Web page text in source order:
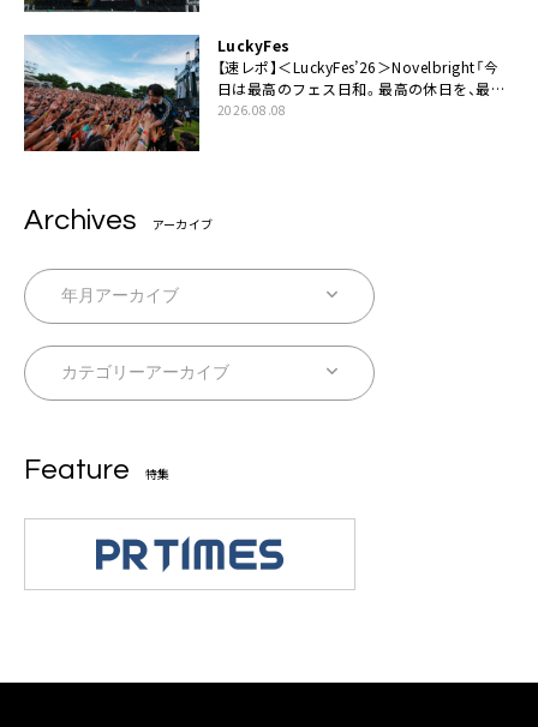
LuckyFes
【速レポ】＜LuckyFes’26＞Novelbright「今
日は最高のフェス日和。最高の休日を、最高
の夏休みを作っていきたい」
2026.08.08
Archives アーカイブ
Feature 特集